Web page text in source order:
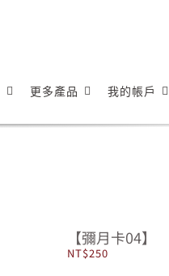
更多產品 我的帳戶
【彌月卡04】
NT$250